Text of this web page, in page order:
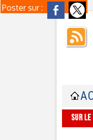
Poster sur :